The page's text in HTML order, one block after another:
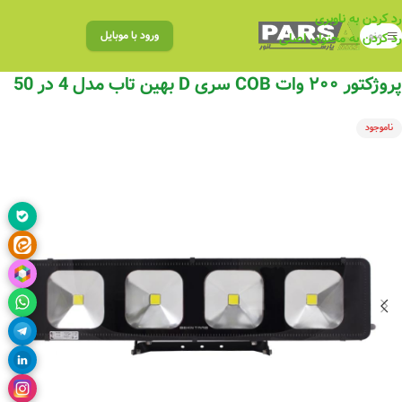
رد کردن به ناوبری
رد کردن به محتوای اصلی
منو ورود با موبایل
پروژکتور ۲۰۰ وات COB سری D بهین تاب مدل 4 در 50
ناموجود